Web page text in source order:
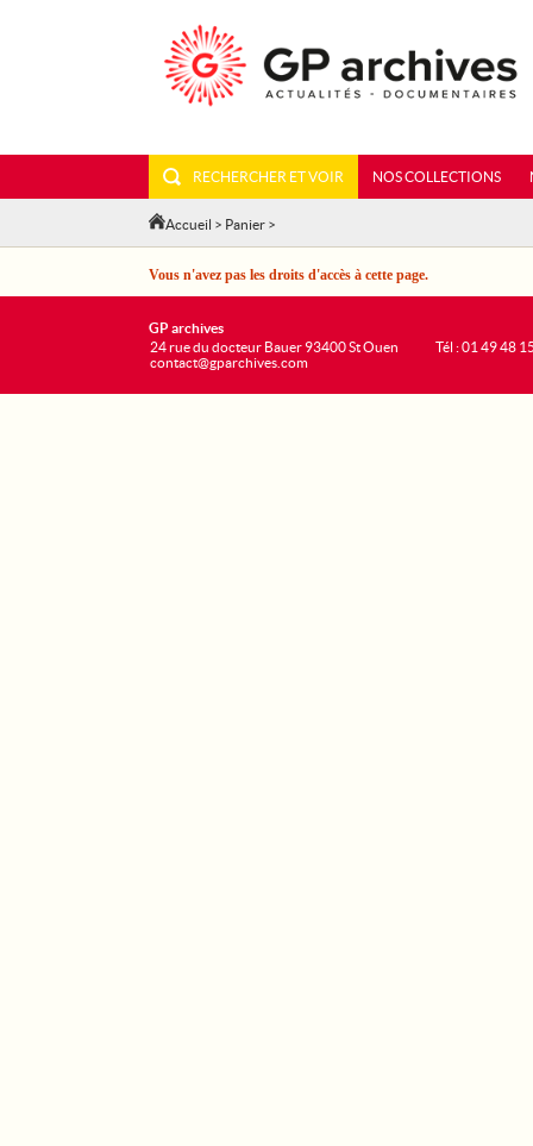
RECHERCHER ET VOIR NOS COLLECTIONS
Accueil > Panier >
Vous n'avez pas les droits d'accès à cette page.
GP archives
24 rue du docteur Bauer 93400 St Ouen
contact@gparchives.com
Tél : 01 49 48